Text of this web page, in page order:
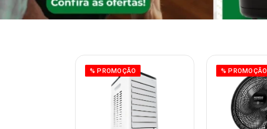
% PROMOÇÃO % PROMOÇÃO